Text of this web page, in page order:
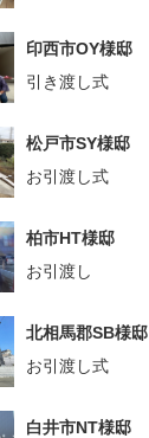
印西市OY様邸
引き渡し式
松戸市SY様邸
お引渡し式
柏市HT様邸
お引渡し
北相馬郡SB様邸
お引渡し式
白井市NT様邸